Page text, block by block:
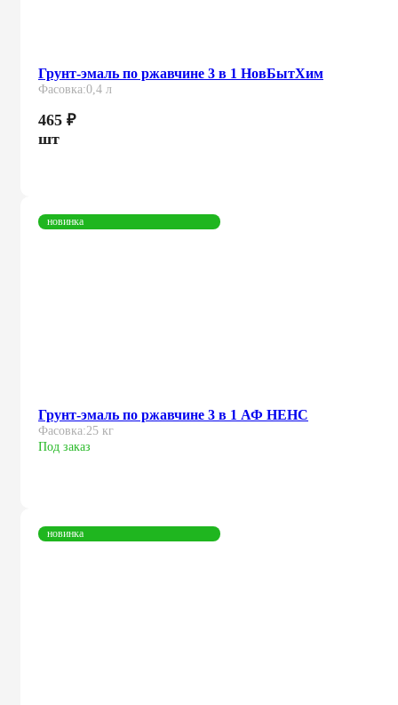
Грунт-эмаль по ржавчине 3 в 1 НовБытХим
Фасовка:0,4 л
465 ₽
шт
новинка
Грунт-эмаль по ржавчине 3 в 1 АФ НЕНС
Фасовка:25 кг
Под заказ
новинка